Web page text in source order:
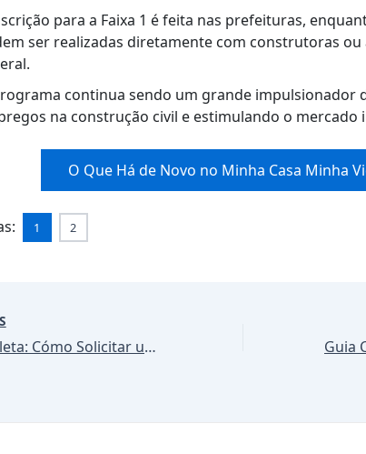
para a Faixa 1 é feita nas prefeituras,
ser realizadas diretamente com construtoras ou
continua sendo um grande impulsionador
na construção civil e estimulando o mercado
O Que Há de Novo no Minha Casa Minha
1 2
Guía Completa: Cómo Solicitar un Préstamo en el Banco de la Nación – Requisitos y Pasos 2025